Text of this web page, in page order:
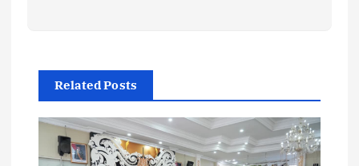
Related Posts